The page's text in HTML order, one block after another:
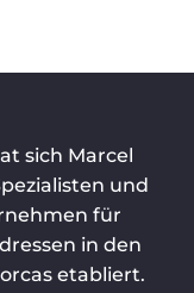
sich Marcel
und
für
in den
etabliert.